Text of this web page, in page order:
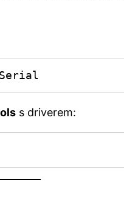
Serial
s driverem: